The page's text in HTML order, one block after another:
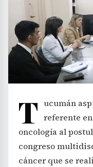
T ucumán
referente
oncología al
congreso
cáncer que se